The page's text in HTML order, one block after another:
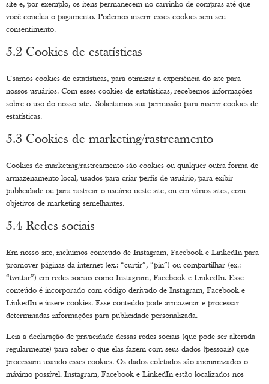
site e, por exemplo, os itens permanecem no carrinho de compras até que
você conclua o pagamento. Podemos inserir esses cookies sem seu
consentimento.
5.2 Cookies de estatísticas
Usamos cookies de estatísticas, para otimizar a experiência do site para
nossos usuários. Com esses cookies de estatísticas, recebemos informações
sobre o uso do nosso site. Solicitamos sua permissão para inserir cookies de
estatísticas.
5.3 Cookies de marketing/rastreamento
Cookies de marketing/rastreamento são cookies ou qualquer outra forma de
armazenamento local, usados para criar perfis de usuário, para exibir
publicidade ou para rastrear o usuário neste site, ou em vários sites, com
objetivos de marketing semelhantes.
5.4 Redes sociais
Em nosso site, incluímos conteúdo de Instagram, Facebook e LinkedIn para
promover páginas da internet (ex.: “curtir”, “pin”) ou compartilhar (ex.:
“twittar”) em redes sociais como Instagram, Facebook e LinkedIn. Esse
conteúdo é incorporado com código derivado de Instagram, Facebook e
LinkedIn e insere cookies. Esse conteúdo pode armazenar e processar
determinadas informações para publicidade personalizada.
Leia a declaração de privacidade dessas redes sociais (que pode ser alterada
regularmente) para saber o que elas fazem com seus dados (pessoais) que
processam usando esses cookies. Os dados coletados são anonimizados o
máximo possível. Instagram, Facebook e LinkedIn estão localizados nos